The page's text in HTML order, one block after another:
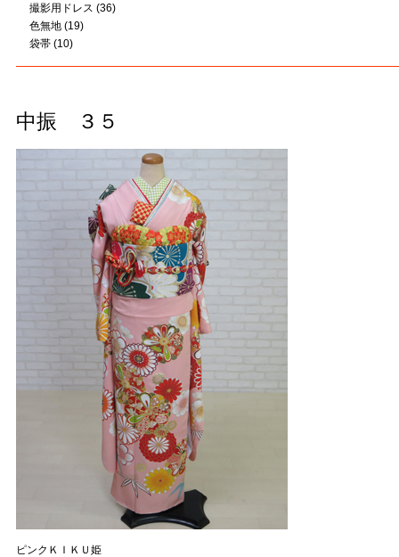
撮影用ドレス (36)
色無地(19)
袋帯(10)
中振 ３５
ピンクＫＩＫＵ姫